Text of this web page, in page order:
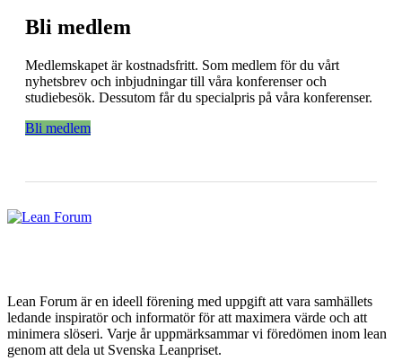
Bli medlem
Medlemskapet är kostnadsfritt. Som medlem för du vårt
nyhetsbrev och inbjudningar till våra konferenser och
studiebesök. Dessutom får du specialpris på våra konferenser.
Bli medlem
Lean Forum är en ideell förening med uppgift att vara samhällets
ledande inspiratör och informatör för att maximera värde och att
minimera slöseri. Varje år uppmärksammar vi föredömen inom lean
genom att dela ut Svenska Leanpriset.